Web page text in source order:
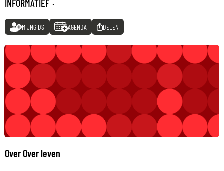
INFORMATIEF ·
MIJNGIDS AGENDA DELEN
Over Over leven